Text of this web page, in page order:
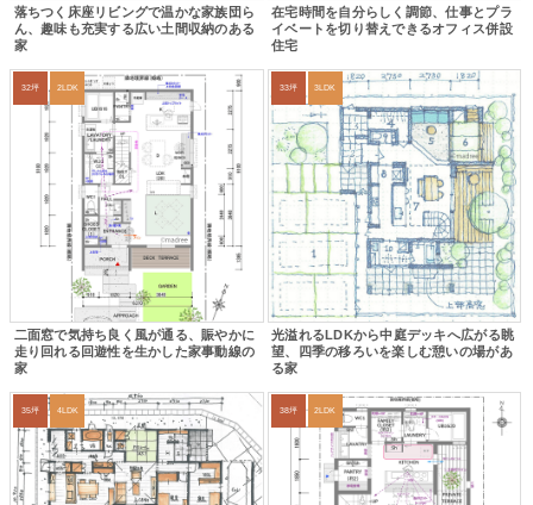
落ちつく床座リビングで温かな家族団ら
ん、趣味も充実する広い土間収納のある
家
在宅時間を自分らしく調節、仕事とプラ
イベートを切り替えできるオフィス併設
住宅
32坪 2LDK
二面窓で気持ち良く風が通る、賑やかに
走り回れる回遊性を生かした家事動線の
家
33坪 3LDK
光溢れるLDKから中庭デッキへ広がる眺
望、四季の移ろいを楽しむ憩いの場があ
る家
35坪 4LDK 38坪 2LDK